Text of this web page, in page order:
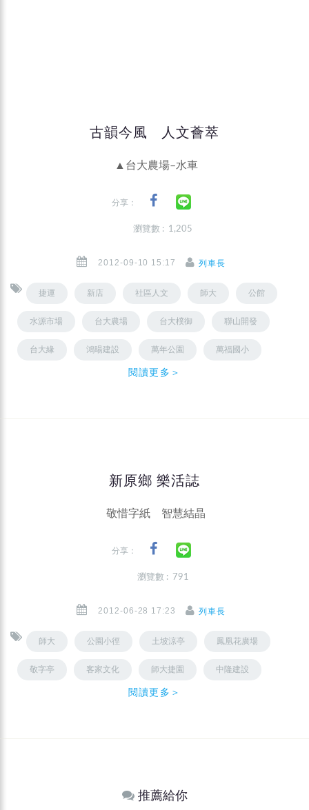
古韻今風 人文薈萃
▲台大農場–水車
分享：
瀏覽數 : 1,205
2012-09-10 15:17 列車長
捷運 新店 社區人文 師大 公館
水源市場 台大農場 台大樸御 聯山開發
台大緣 鴻暘建設 萬年公園 萬福國小
閱讀更多＞
新原鄉 樂活誌
敬惜字紙 智慧結晶
分享：
瀏覽數 : 791
2012-06-28 17:23 列車長
師大 公園小徑 土坡涼亭 鳳凰花廣場
敬字亭 客家文化 師大捷園 中隆建設
閱讀更多＞
推薦給你